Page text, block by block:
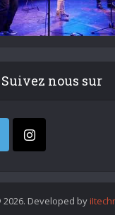
Suivez nous sur
Developed by